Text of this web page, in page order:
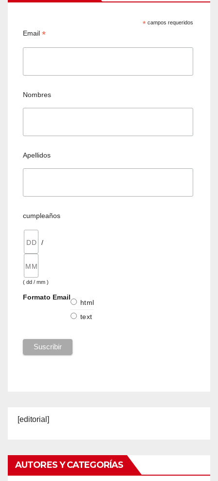
* campos requeridos
Email*
Nombres
Apellidos
cumpleaños
/
( dd / mm )
Formato Email
html
text
[editorial]
AUTORES Y CATEGORÍAS